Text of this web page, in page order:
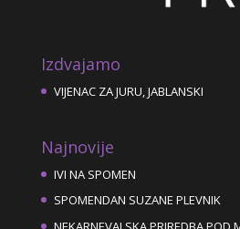
Izdvajamo
VIJENAC ZA JURU, JABLANSKI
Najnovije
IVI NA SPOMEN
SPOMENDAN SUZANE PLEVNIK